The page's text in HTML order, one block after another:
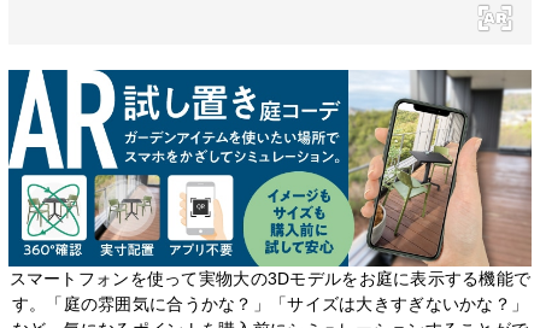
スマートフォンを使って実物大の3Dモデルをお庭に表示する機能で
す。「庭の雰囲気に合うかな？」「サイズは大きすぎないかな？」